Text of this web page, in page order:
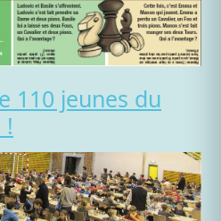
110 jeunes du
!